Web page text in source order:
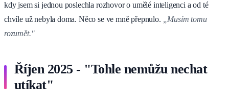
kdy jsem si jednou poslechla rozhovor o umělé inteligenci a od té
chvíle už nebyla doma. Něco se ve mně přepnulo.
„Musím tomu
rozumět."
Říjen 2025 - "Tohle nemůžu nechat
utíkat"